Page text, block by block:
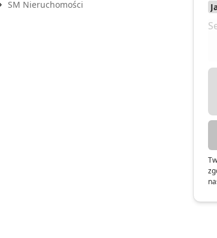
SM Nieruchomości